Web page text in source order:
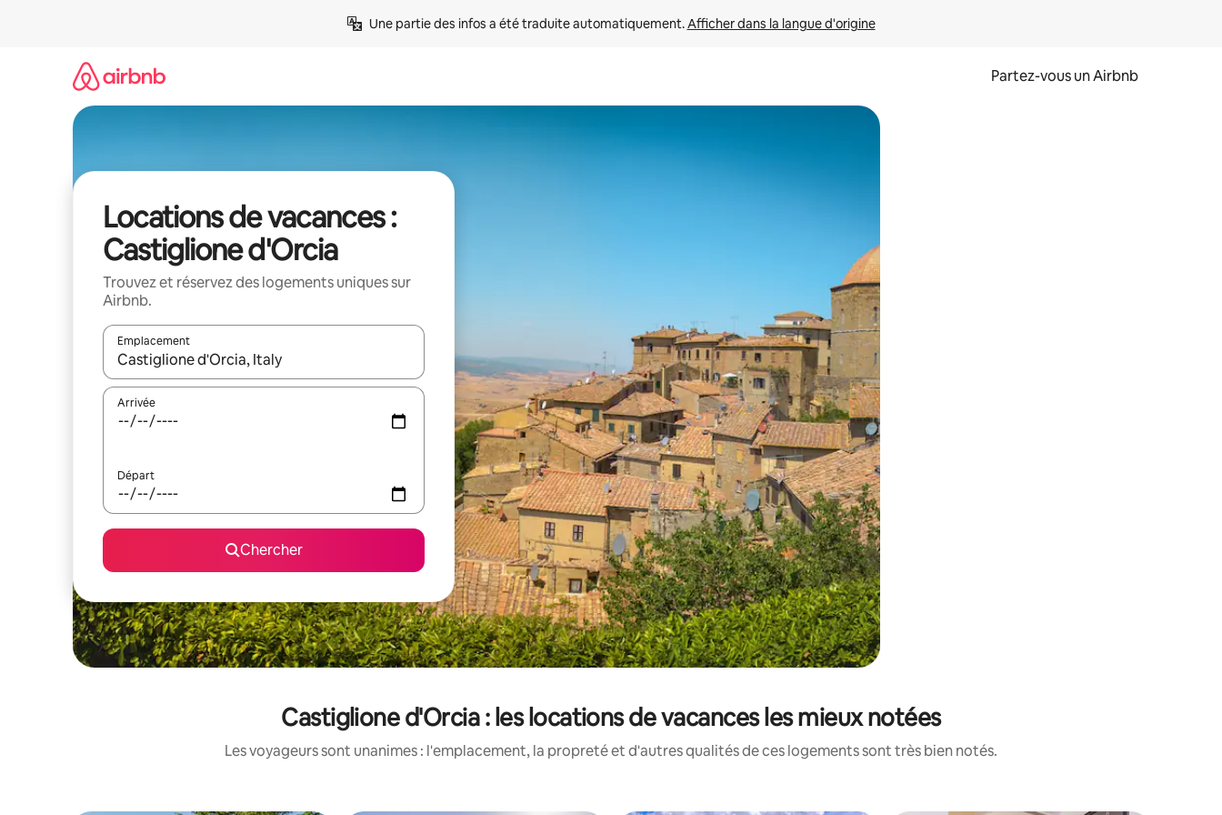
Une partie des infos a été traduite automatiquement. Afficher dans la langue d'origine
Partez-vous un Airbnb
Locations de vacances :
Castiglione d'Orcia
Trouvez et réservez des logements uniques sur
Airbnb.
Emplacement
Quand les résultats sont affichés, parcourez-les en utilisant les flèches vers le haut et vers le bas, ou en appuyant dessus et en les faisant glisser.
Arrivée
Départ
Chercher
Castiglione d'Orcia : les locations de vacances les mieux notées
Les voyageurs sont unanimes : l'emplacement, la propreté et d'autres qualités de ces logements sont très bien notés.